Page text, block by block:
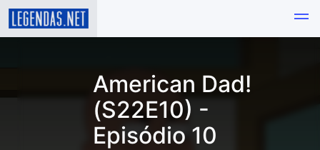
American Dad!
(S22E10) -
Episódio 10